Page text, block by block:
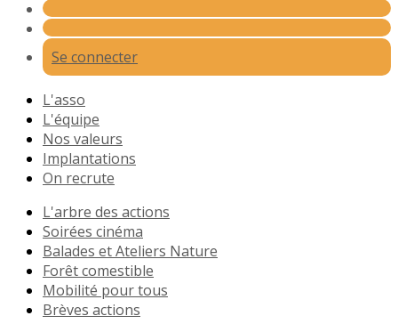
Se connecter
L'asso
L'équipe
Nos valeurs
Implantations
On recrute
L'arbre des actions
Soirées cinéma
Balades et Ateliers Nature
Forêt comestible
Mobilité pour tous
Brèves actions